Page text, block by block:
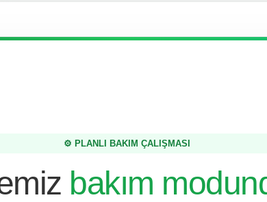
⚙️ PLANLI BAKIM ÇALIŞMASI
bakım